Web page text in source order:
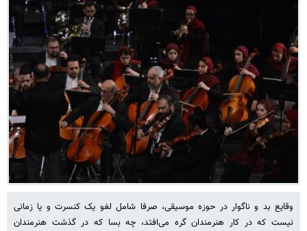
وقایع بد و ناگوار در حوزه موسیقی، صرفا شامل لغو یک کنسرت و یا زمانی
نیست که در کار هنرمندان گره می‌افتد، چه بسا که در گذشت هنرمندان